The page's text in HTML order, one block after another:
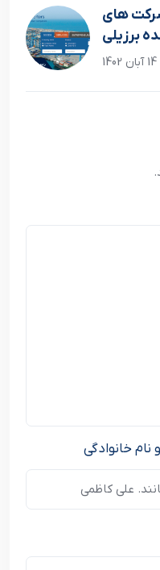
هاي
برزيلي
14 آبان 1402
بعدی
نام خانوادگی